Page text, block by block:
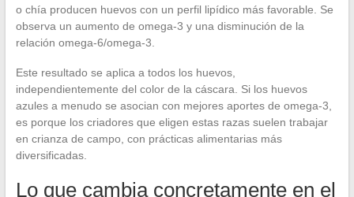
o chía producen huevos con un perfil lipídico más favorable. Se
observa un aumento de omega-3 y una disminución de la
relación omega-6/omega-3.
Este resultado se aplica a todos los huevos,
independientemente del color de la cáscara. Si los huevos
azules a menudo se asocian con mejores aportes de omega-3,
es porque los criadores que eligen estas razas suelen trabajar
en crianza de campo, con prácticas alimentarias más
diversificadas.
Lo que cambia concretamente en el